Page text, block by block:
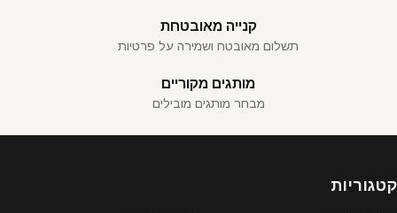
קנייה מאובטחת
תשלום מאובטח ושמירה על פרטיות
מותגים מקוריים
מבחר מותגים מובילים
קטגוריות